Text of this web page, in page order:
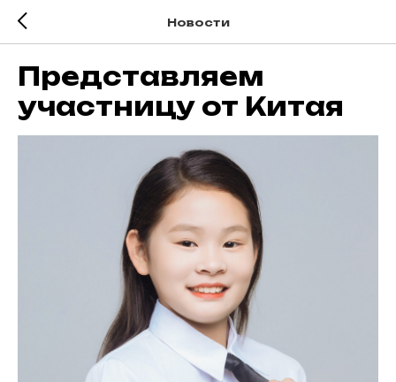
Новости
Представляем
участницу от Китая